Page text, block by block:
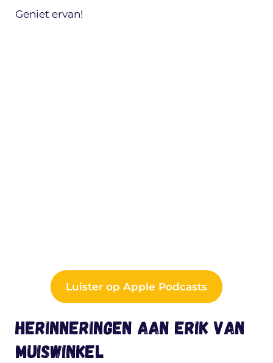
Geniet ervan!
Luister op Apple Podcasts
Herinneringen aan Erik van
Muiswinkel